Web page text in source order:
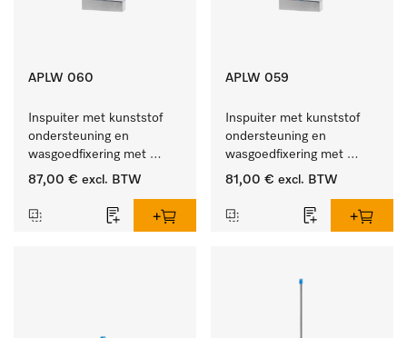
APLW 060
Inspuiter met kunststof
ondersteuning en
wasgoedfixering met
vergr., Ø 6, lengte
87,00 € excl. BTW
APLW 059
Inspuiter met kunststof
ondersteuning en
wasgoedfixering met
vergr., Ø 6, lengte
81,00 € excl. BTW